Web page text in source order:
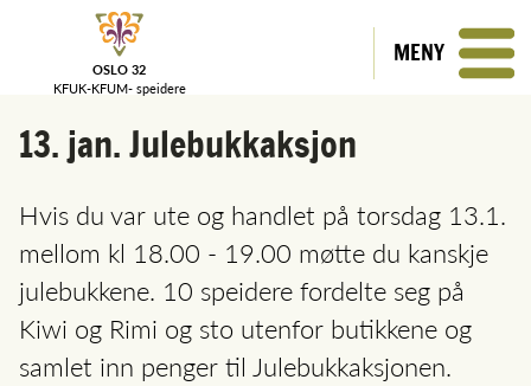
OSLO 32
KFUK-KFUM- speidere
MENY
13. jan. Julebukkaksjon
Hvis du var ute og handlet på torsdag 13.1.
mellom kl 18.00 - 19.00 møtte du kanskje
julebukkene. 10 speidere fordelte seg på
Kiwi og Rimi og sto utenfor butikkene og
samlet inn penger til Julebukkaksjonen.